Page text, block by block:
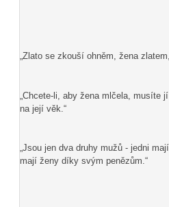
„Zlato se zkouší ohněm, žena
„Chcete-li, aby žena mlčela, musíte
na její věk.“
„Jsou jen dva druhy mužů - jedni
mají ženy díky svým penězům.“